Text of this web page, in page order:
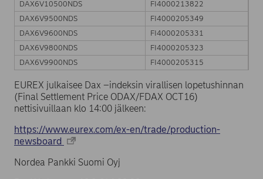
DAX6V10500NDS
FI4000213822
DAX6V9500NDS
FI4000205349
DAX6V9600NDS
FI4000205331
DAX6V9800NDS
FI4000205323
DAX6V9900NDS
FI4000205315
EUREX julkaisee Dax –indeksin virallisen lopetushinnan
(Final Settlement Price ODAX/FDAX OCT16)
nettisivuillaan klo 14:00 jälkeen:
https://www.eurex.com/ex-en/trade/production-
newsboard
Nordea Pankki Suomi Oyj